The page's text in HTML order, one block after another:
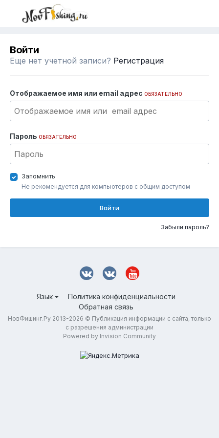
Войти
Еще нет учетной записи? Регистрация
Отображаемое имя или email адрес ОБЯЗАТЕЛЬНО
Пароль ОБЯЗАТЕЛЬНО
Запомнить
Не рекомендуется для компьютеров с общим доступом
Войти
Забыли пароль?
Язык
Политика конфиденциальности
Обратная связь
НовФишинг.Ру 2013-2026 © Публикация информации с сайта, только
с разрешения администрации
Powered by Invision Community